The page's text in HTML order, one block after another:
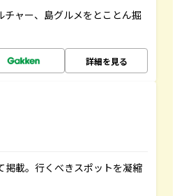
チャー、島グルメをとことん掘
詳細を見る
掲載。行くべきスポットを凝縮